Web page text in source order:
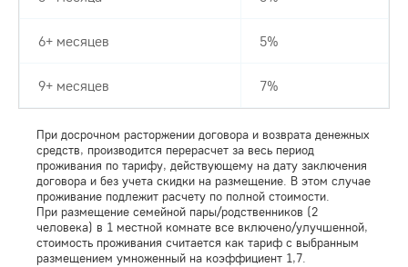
6+ месяцев 5%
9+ месяцев 7%
При досрочном расторжении договора и возврата денежных
средств, производится перерасчет за весь период
проживания по тарифу, действующему на дату заключения
договора и без учета скидки на размещение. В этом случае
проживание подлежит расчету по полной стоимости.
При размещение семейной пары/родственников (2
человека) в 1 местной комнате все включено/улучшенной,
стоимость проживания считается как тариф с выбранным
размещением умноженный на коэффициент 1,7.